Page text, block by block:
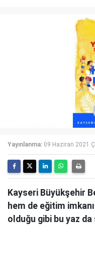
Yayınlanma: 09 Haziran 2021
Kayseri Büyükşehir
hem de eğitim
olduğu gibi bu yaz